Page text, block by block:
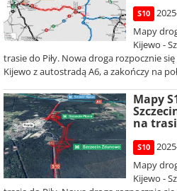
S10
Mapy
Kijewo -
trasie do Piły. Nowa droga rozpocznie
Kijewo z autostradą A6, a zakończy na
Mapy
na
S10
Mapy
Kijewo -